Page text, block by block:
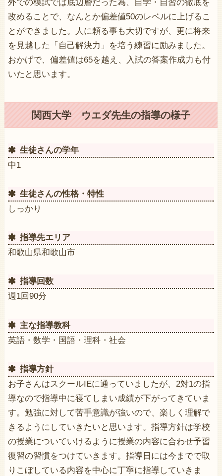
外での模試では底辺層だった為、自学・自習の徹底を
改めることで、なんとか偏差値50のレベルに上げるこ
とができました。人に頼る事も大切ですが、更に将来
を見越した「自己解決力」を培う練習に励みました。
おかげで、偏差値は65を越え、入試の答案作成力も付
いたと思います。
関西大学 ウエダ先生の指導の様子
生徒さんの学年
中1
生徒さんの性格・特性
しっかり
指導先エリア
和歌山県和歌山市
指導回数
週1回90分
主な指導教科
英語・数学・国語・理科・社会
指導方針
お子さんはスクールIEに通っていましたが、2対1の指
導なので指導中に寝てしまい成績が下がってきていま
す。勉強に対して苦手意識が強いので、楽しく理解で
きるようにしていきたいと思います。指導方針は学校
の授業についていけるように授業の内容に合わせ予習
復習の習慣をつけていきます。指導日には今までで取
りこぼしている内容を中心に丁寧に指導していきま